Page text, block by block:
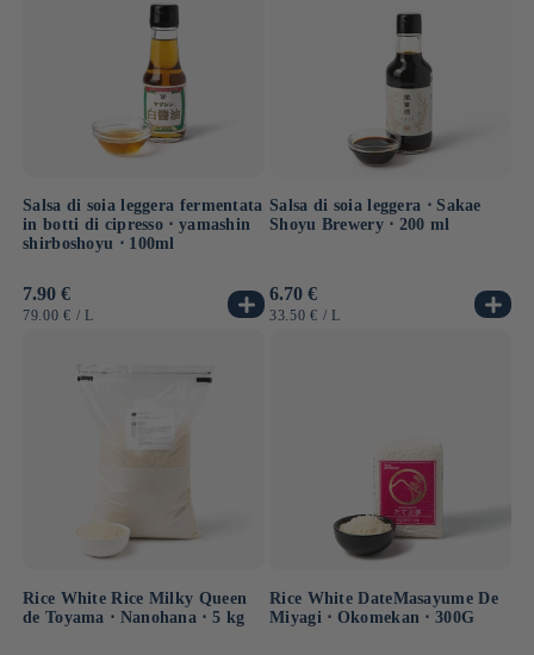
Salsa di soia leggera fermentata
in botti di cipresso ⋅ yamashin
shirboshoyu ⋅ 100ml
Prezzo
di
7.90 €
PREZZO
79.00 € / PER
L
Salsa di soia leggera ⋅ Sakae
Shoyu Brewery ⋅ 200 ml
Prezzo
di
6.70 €
PREZZO
33.50 € / PER
L
Rice White Rice Milky Queen
de Toyama ⋅ Nanohana ⋅ 5 kg
Rice White DateMasayume De
Miyagi ⋅ Okomekan ⋅ 300G